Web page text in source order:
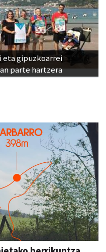
eta gipuzkoarrei
parte hartzera